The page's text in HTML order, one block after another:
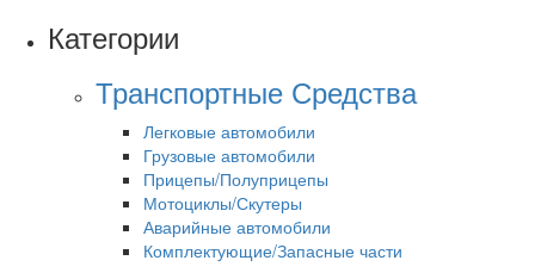
Категории
Транспортные Средства
Легковые автомобили
Грузовые автомобили
Прицепы/Полуприцепы
Мотоциклы/Скутеры
Аварийные автомобили
Комплектующие/Запасные части